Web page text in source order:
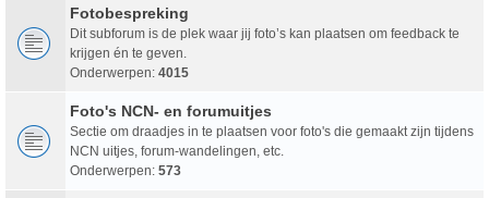
Fotobespreking
Dit subforum is de plek waar jij foto’s kan plaatsen om feedback te
krijgen én te geven.
Onderwerpen: 4015
Foto's NCN- en forumuitjes
Sectie om draadjes in te plaatsen voor foto's die gemaakt zijn tijdens
NCN uitjes, forum-wandelingen, etc.
Onderwerpen: 573